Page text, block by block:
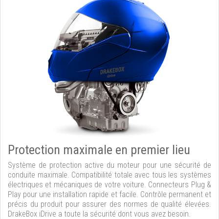
Protection maximale en premier lieu
Système de protection active du moteur pour une sécurité de
conduite maximale. Compatibilité totale avec tous les systèmes
électriques et mécaniques de votre voiture. Connecteurs Plug &
Play pour une installation rapide et facile. Contrôle permanent et
précis du produit pour assurer des normes de qualité élevées.
DrakeBox iDrive a toute la sécurité dont vous avez besoin.